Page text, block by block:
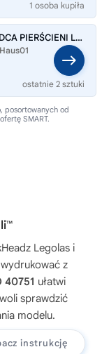
1 osoba kupiła
LEGO BrickHeadz 10+ WŁADCA PIERŚCIENI LEGOLAS I GIMLI UNIKAT 40751
ostatnie 2 sztuki
posortowanych od
SMART.
Legolas i
z
40751 ułatwi
sprawdzić
modelu.
instrukcję